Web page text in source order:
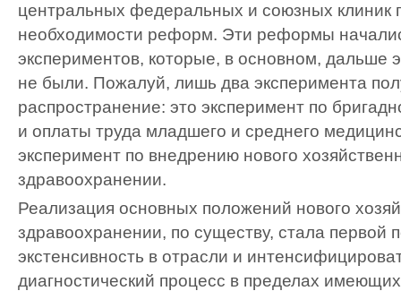
центральных федеральных и союзных клиник
необходимости реформ. Эти реформы
экспериментов, которые, в основном, дальше
не были. Пожалуй, лишь два эксперимента
распространение: это эксперимент по
и оплаты труда младшего и среднего
эксперимент по внедрению нового
здравоохранении.
Реализация основных положений нового
здравоохранении, по существу, стала первой
экстенсивность в отрасли и
диагностический процесс в пределах